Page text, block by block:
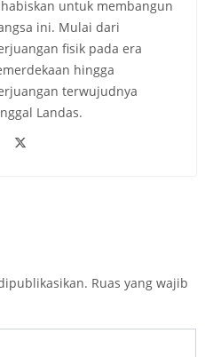
untuk membangun
ini. Mulai dari
fisik pada era
hingga
terwujudnya
Landas.
Ruas yang wajib